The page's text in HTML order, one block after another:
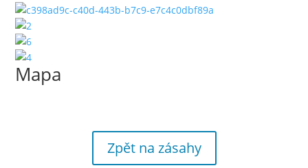
Mapa
Zpět na zásahy